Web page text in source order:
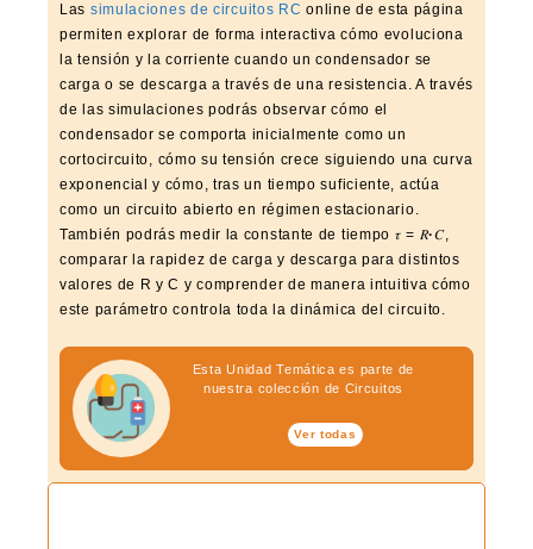
Las simulaciones de circuitos RC online de esta página
permiten explorar de forma interactiva cómo evoluciona
la tensión y la corriente cuando un condensador se
carga o se descarga a través de una resistencia. A través
de las simulaciones podrás observar cómo el
condensador se comporta inicialmente como un
cortocircuito, cómo su tensión crece siguiendo una curva
exponencial y cómo, tras un tiempo suficiente, actúa
como un circuito abierto en régimen estacionario.
También podrás medir la constante de tiempo 𝜏 = 𝑅·𝐶,
comparar la rapidez de carga y descarga para distintos
valores de R y C y comprender de manera intuitiva cómo
este parámetro controla toda la dinámica del circuito.
Esta Unidad Temática es parte de
nuestra colección de Circuitos
Ver todas